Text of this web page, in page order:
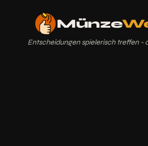
Münze
Entscheidungen spielerisch treffen -